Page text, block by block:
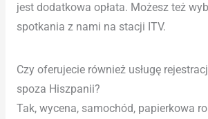
jest dodatkowa opłata. Możesz też
spotkania z nami na stacji ITV.
Czy oferujecie również usługę
spoza Hiszpanii?
Tak, wycena, samochód, papierkowa